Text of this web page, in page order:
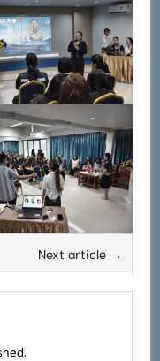
Next article →